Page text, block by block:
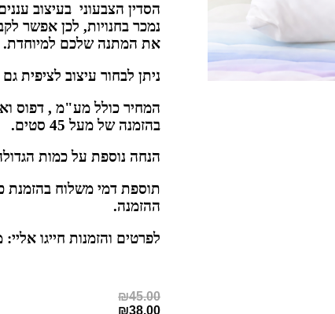
הסדין הצבעוני בעיצוב
נמכר בחנויות, לכן אפשר
את המתנה שלכם למיוחדת.
ניתן לבחור עיצוב לציפית
המחיר כולל מע"מ , דפוס
בהזמנה של מעל 45 סטים
.
הנחה נוספת על כמות הגדולה מ 101 סטים, או הוספת
ההזמנה.
לפרטים והזמנות חייגו אליי: מיכל 052-
₪45.00
₪38.00